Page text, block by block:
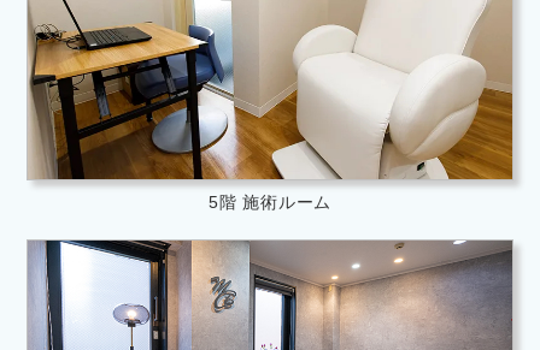
5階 施術ルーム